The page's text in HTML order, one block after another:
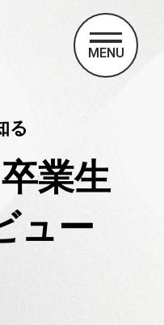
MENU
る
業生
ュー